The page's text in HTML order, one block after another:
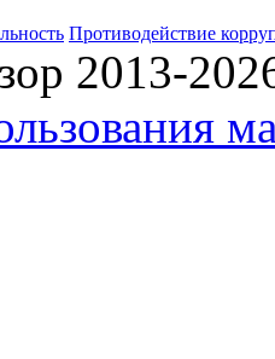
Противодействие
2013-